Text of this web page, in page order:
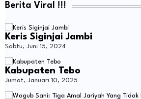
Berita Viral !!!
Keris Siginjai Jambi
Sabtu, Juni 15, 2024
Kabupaten Tebo
Jumat, Januari 10, 2025